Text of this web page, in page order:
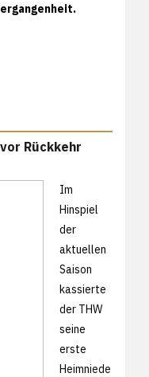
Rückkehr
Im
Hinspiel
der
aktuellen
Saison
kassierte
der THW
seine
erste
Heimniede